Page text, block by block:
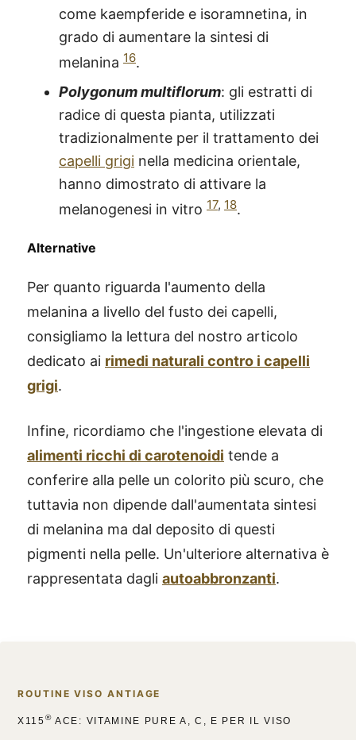
come kaempferide e isoramnetina, in
grado di aumentare la sintesi di
melanina 16.
Polygonum multiflorum: gli estratti di
radice di questa pianta, utilizzati
tradizionalmente per il trattamento dei
capelli grigi nella medicina orientale,
hanno dimostrato di attivare la
melanogenesi in vitro 17, 18.
Alternative
Per quanto riguarda l'aumento della
melanina a livello del fusto dei capelli,
consigliamo la lettura del nostro articolo
dedicato ai rimedi naturali contro i capelli
grigi.
Infine, ricordiamo che l'ingestione elevata di
alimenti ricchi di carotenoidi tende a
conferire alla pelle un colorito più scuro, che
tuttavia non dipende dall'aumentata sintesi
di melanina ma dal deposito di questi
pigmenti nella pelle. Un'ulteriore alternativa è
rappresentata dagli autoabbronzanti.
ROUTINE VISO ANTIAGE
X115® ACE: VITAMINE PURE A, C, E PER IL VISO